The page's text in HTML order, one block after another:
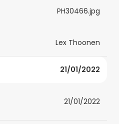
PH30466.jpg
Lex Thoonen
21/01/2022
21/01/2022